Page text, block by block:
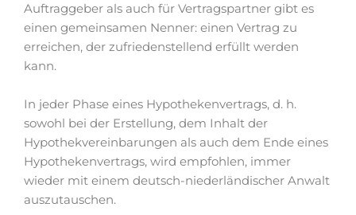
Auftraggeber als auch für Vertragspartner gibt es
einen gemeinsamen Nenner: einen Vertrag zu
erreichen, der zufriedenstellend erfüllt werden
kann.
In jeder Phase eines Hypothekenvertrags, d. h.
sowohl bei der Erstellung, dem Inhalt der
Hypothekvereinbarungen als auch dem Ende eines
Hypothekenvertrags, wird empfohlen, immer
wieder mit einem deutsch-niederländischer Anwalt
auszutauschen.